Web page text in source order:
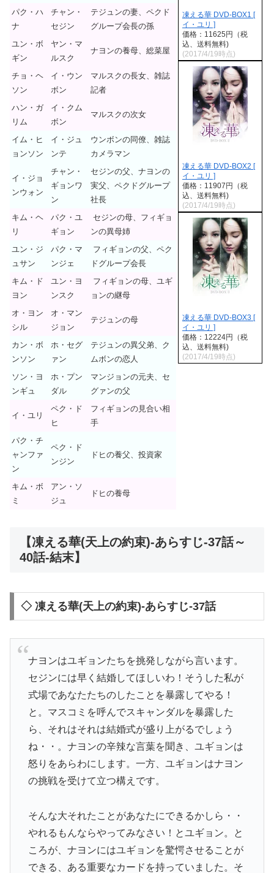
凍える華 DVD-BOX1 [
イ・ユリ ]
価格：11625円（税
込、送料無料)
(2017/4/19時点)
凍える華 DVD-BOX2 [
イ・ユリ ]
価格：11907円（税
込、送料無料)
(2017/4/19時点)
凍える華 DVD-BOX3 [
イ・ユリ ]
価格：12224円（税
込、送料無料)
(2017/4/19時点)
パク・ハ
ナ
チャン・
セジン
テジュンの妻、ペクド
グループ会長の孫
ユン・ボ
ギン
ヤン・マ
ルスク
ナヨンの養母、総菜屋
チョ・ヘ
ソン
イ・ウン
ボン
マルスクの長女、雑誌
記者
ハン・ガ
リム
イ・クム
ボン
マルスクの次女
イム・ヒ
ョンソン
イ・ジュ
ンテ
ウンボンの同僚、雑誌
カメラマン
イ・ジョ
ンウォン
チャン・
ギョンワ
ン
セジンの父、ナヨンの
実父、ペクドグループ
社長
キム・ヘ
リ
パク・ユ
ギョン
セジンの母、フィギョ
ンの異母姉
ユン・ジ
ュサン
パク・マ
ンジェ
フィギョンの父、ペク
ドグループ会長
キム・ド
ヨン
ユン・ヨ
ンスク
フィギョンの母、ユギ
ョンの継母
オ・ヨン
シル
オ・マン
ジョン
テジュンの母
カン・ボ
ンソン
ホ・セグ
ァン
テジュンの異父弟、ク
ムボンの恋人
ソン・ヨ
ンギュ
ホ・プン
ダル
マンジョンの元夫、セ
グァンの父
イ・ユリ
ペク・ド
ヒ
フィギョンの見合い相
手
パク・チ
ャンファ
ン
ペク・ド
ンジン
ドヒの養父、投資家
キム・ボ
ミ
アン・ソ
ジュ
ドヒの養母
【凍える華(天上の約束)-あらすじ-37話～
40話-結末】
◇ 凍える華(天上の約束)-あらすじ-37話
ナヨンはユギョンたちを挑発しながら言います。
セジンには早く結婚してほしいわ！そうした私が
式場であなたたちのしたことを暴露してやる！
と。マスコミを呼んでスキャンダルを暴露した
ら、それはそれは結婚式が盛り上がるでしょう
ね・・。ナヨンの辛辣な言葉を聞き、ユギョンは
怒りをあらわにします。一方、ユギョンはナヨン
の挑戦を受けて立つ構えです。
そんな大それたことがあなたにできるかしら・・
やれるもんならやってみなさい！とユギョン。と
ころが、ナヨンにはユギョンを驚愕させることが
できる、ある重要なカードを持っていました。そ